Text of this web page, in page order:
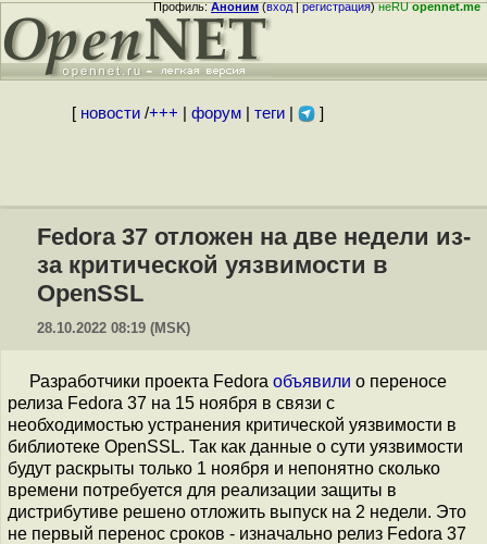
Профиль:Аноним(вход|регистрация)неRUopennet.me
[ новости/+++ форум| теги| ]
Fedora 37 отложен на две недели из-
за критической уязвимости в
OpenSSL
28.10.2022 08:19 (MSK)
Разработчики проекта Fedora объявили о переносе
релиза Fedora 37 на 15 ноября в связи с
необходимостью устранения критической уязвимости в
библиотеке OpenSSL. Так как данные о сути уязвимости
будут раскрыты только 1 ноября и непонятно сколько
времени потребуется для реализации защиты в
дистрибутиве решено отложить выпуск на 2 недели. Это
не первый перенос сроков - изначально релиз Fedora 37